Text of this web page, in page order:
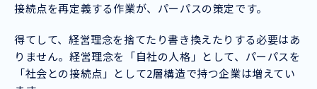
接続点を再定義する作業が、パーパスの策定です。
得てして、経営理念を捨てたり書き換えたりする必要はあ
りません。経営理念を「自社の人格」として、パーパスを
「社会との接続点」として2層構造で持つ企業は増えてい